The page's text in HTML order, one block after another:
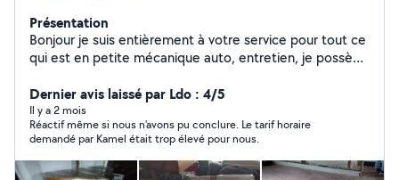
Présentation
Bonjour je suis entièrement à votre service pour tout ce
qui est en petite mécanique auto, entretien, je possède
intérieur de votre habitation, je propose mes services
en déménagement .
Dernier avis laissé par Ldo : 4/5
Il y a 2 mois
Réactif même si nous n'avons pu conclure. Le tarif horaire
demandé par Kamel était trop élevé pour nous.